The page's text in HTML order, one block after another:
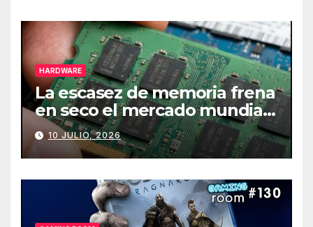
HARDWARE
La escasez de memoria frena
en seco el mercado mundial
de PCs
10 JULIO, 2026